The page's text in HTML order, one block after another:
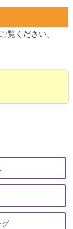
覧ください。
グ